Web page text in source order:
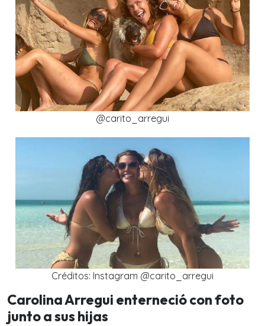
@carito_arregui
Créditos: Instagram @carito_arregui
Carolina Arregui enterneció con foto
junto a sus hijas